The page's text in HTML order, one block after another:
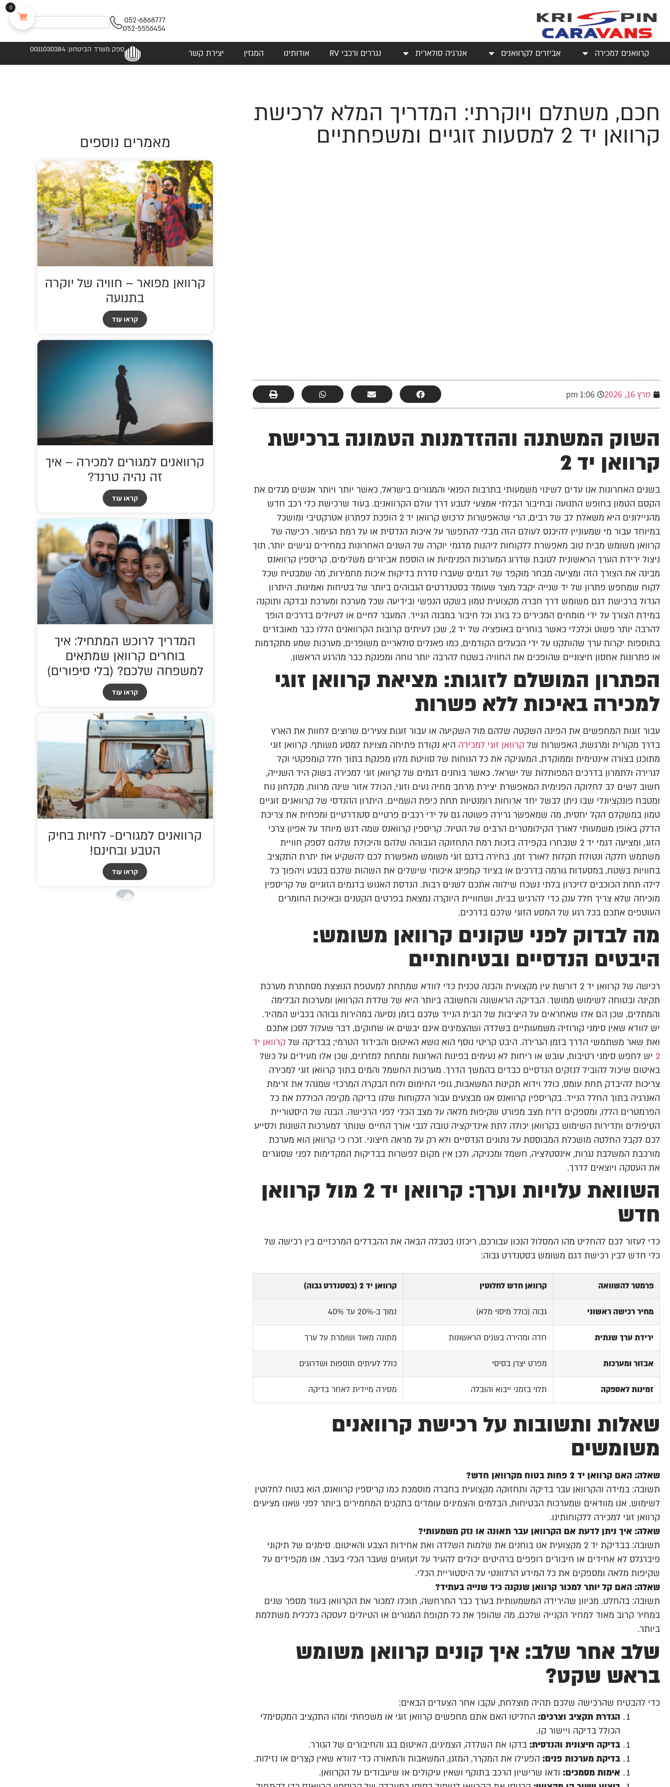
052-6868777
052-5556454
קרוואנים למכירה אביזרים לקרוואנים אנרגיה סולארית נגררים ורכבי RV אודותינו המגזין יצירת קשר ספק משרד הביטחון: 0011030384
חכם, משתלם ויוקרתי: המדריך המלא לרכישת
קרוואן יד 2 למסעות זוגיים ומשפחתיים
מרץ 16, 2026 1:06 pm
השוק המשתנה וההזדמנות הטמונה ברכישת
קרוואן יד 2
בשנים האחרונות אנו עדים לשינוי משמעותי בתרבות הפנאי והמגורים בישראל, כאשר יותר ויותר אנשים מגלים את
הקסם הטמון בחופש התנועה ובחיבור הבלתי אמצעי לטבע דרך עולם הקרוואנים. בעוד שרכישת כלי רכב חדש
מהניילונים היא משאלת לב של רבים, הרי שהאפשרות לרכוש קרוואן יד 2 הופכת לפתרון אטרקטיבי ומושכל
במיוחד עבור מי שמעוניין להיכנס לעולם הזה מבלי להתפשר על איכות הנדסית או על רמת הגימור. רכישה של
קרוואן משומש מבית טוב מאפשרת ללקוחות ליהנות מדגמי יוקרה של השנים האחרונות במחירים נגישים יותר, תוך
ניצול ירידת הערך הראשונית לטובת שדרוג המערכות הפנימיות או הוספת אביזרים משלימים. קריספין קרוואנס
מבינה את הצורך הזה ומציעה מבחר מוקפד של דגמים שעברו סדרת בדיקות איכות מחמירות, מה שמבטיח שכל
לקוח שמחפש פתרון של יד שנייה יקבל מוצר שעומד בסטנדרטים הגבוהים ביותר של בטיחות ואמינות. היתרון
הגדול ברכישת דגם משומש דרך חברה מקצועית טמון בשקט הנפשי ובידיעה שכל מערכת ומערכת נבדקה ותוקנה
במידת הצורך על ידי מומחים המכירים כל בורג וכל חיבור במבנה הנייד. המעבר לחיים או לטיולים בדרכים הופך
להרבה יותר פשוט וכלכלי כאשר בוחרים באופציה של יד 2, שכן לעיתים קרובות הקרוואנים הללו כבר מאובזרים
בתוספות יקרות ערך שהותקנו על ידי הבעלים הקודמים, כמו פאנלים סולאריים משופרים, מערכות שמע מתקדמות
או פתרונות אחסון חיצוניים שהופכים את החוויה בשטח להרבה יותר נוחה ומפנקת כבר מהרגע הראשון.
הפתרון המושלם לזוגות: מציאת קרוואן זוגי
למכירה באיכות ללא פשרות
עבור זוגות המחפשים את הפינה השקטה שלהם מול השקיעה או עבור זוגות צעירים שרוצים לחוות את הארץ
בדרך מקורית ומרגשת, האפשרות של קרוואן זוגי למכירה היא נקודת פתיחה מצוינת למסע משותף. קרוואן זוגי
מתוכנן בצורה אינטימית וממוקדת, המעניקה את כל הנוחות של סוויטת מלון מפנקת בתוך חלל קומפקטי וקל
לגרירה ולתמרון בדרכים המפותלות של ישראל. כאשר בוחנים דגמים של קרוואן זוגי למכירה בשוק היד השנייה,
חשוב לשים לב לחלוקה הפנימית המאפשרת יצירת מרחב מחיה נעים וזוגי, הכולל אזור שינה מרווח, מקלחון נוח
ומטבח פונקציונלי שבו ניתן לבשל יחד ארוחות רומנטיות תחת כיפת השמיים. היתרון ההנדסי של קרוואנים זוגיים
טמון במשקלם הקל יחסית, מה שמאפשר גרירה פשוטה גם על ידי רכבים פרטיים סטנדרטיים ומפחית את צריכת
הדלק באופן משמעותי לאורך הקילומטרים הרבים של הטיול. קריספין קרוואנס שמה דגש מיוחד על אפיון צרכי
הזוג, ומציעה דגמי יד 2 שנבחרו בקפידה בזכות רמת התחזוקה הגבוהה שלהם והיכולת שלהם לספק חוויית
משתמש חלקה ונטולת תקלות לאורך זמן. בחירה בדגם זוגי משומש מאפשרת לכם להשקיע את יתרת התקציב
בחוויות בשטח, במסעדות גורמה בדרכים או בציוד קמפינג איכותי שישלים את השהות שלכם בטבע ויהפוך כל
לילה תחת הכוכבים לזיכרון בלתי נשכח שילווה אתכם לשנים רבות. הנדסת האנוש בדגמים הזוגיים של קריספין
מוכיחה שלא צריך חלל ענק כדי להרגיש בבית, ושחוויית היוקרה נמצאת בפרטים הקטנים ובאיכות החומרים
העוטפים אתכם בכל רגע של המסע הזוגי שלכם בדרכים.
מה לבדוק לפני שקונים קרוואן משומש:
היבטים הנדסיים ובטיחותיים
רכישה של קרוואן יד 2 דורשת עין מקצועית והבנה טכנית כדי לוודא שמתחת למעטפת הנוצצת מסתתרת מערכת
תקינה ובטוחה לשימוש ממושך. הבדיקה הראשונה והחשובה ביותר היא של שלדת הקרוואן ומערכות הבלימה
והמתלים, שכן הם אלו שאחראים על היציבות של הבית הנייד שלכם בזמן נסיעה במהירות גבוהה בכביש המהיר.
יש לוודא שאין סימני קורוזיה משמעותיים בשלדה ושהצמיגים אינם יבשים או שחוקים, דבר שעלול לסכן אתכם
ואת שאר משתמשי הדרך בזמן הגרירה. היבט קריטי נוסף הוא נושא האיטום והבידוד הטרמי; בבדיקה של קרוואן יד
2 יש לחפש סימני רטיבות, עובש או ריחות לא נעימים בפינות הארונות ומתחת למזרנים, שכן אלו מעידים על כשל
באיטום שיכול להוביל לנזקים הנדסיים כבדים בהמשך הדרך. מערכות החשמל והמים בתוך קרוואן זוגי למכירה
צריכות להיבדק תחת עומס, כולל וידוא תקינות המשאבות, גופי החימום ולוח הבקרה המרכזי שמנהל את זרימת
האנרגיה בתוך החלל הנייד. בקריספין קרוואנס אנו מבצעים עבור הלקוחות שלנו בדיקה מקיפה הכוללת את כל
הפרמטרים הללו, ומספקים דו"ח מצב מפורט שקיפות מלאה על מצב הכלי לפני הרכישה. הבנה של היסטוריית
הטיפולים ותדירות השימוש בקרוואן יכולה לתת אינדיקציה טובה לגבי אורך החיים שנותר למערכות השונות ולסייע
לכם לקבל החלטה מושכלת המבוססת על נתונים הנדסיים ולא רק על מראה חיצוני. זכרו כי קרוואן הוא מערכת
מורכבת המשלבת נגרות, אינסטלציה, חשמל ומכניקה, ולכן אין מקום לפשרות בבדיקות המקדימות לפני שסוגרים
את העסקה ויוצאים לדרך.
השוואת עלויות וערך: קרוואן יד 2 מול קרוואן
חדש
כדי לעזור לכם להחליט מהו המסלול הנכון עבורכם, ריכזנו בטבלה הבאה את ההבדלים המרכזיים בין רכישה של
כלי חדש לבין רכישת דגם משומש בסטנדרט גבוה:
פרמטר להשוואה קרוואן חדש לחלוטין קרוואן יד 2 (בסטנדרט גבוה)
מחיר רכישה ראשוני גבוה (כולל מיסוי מלא) נמוך ב-20% עד 40%
ירידת ערך שנתית חדה ומהירה בשנים הראשונות מתונה מאוד ושומרת על ערך
אבזור ומערכות מפרט יצרן בסיסי כולל לעיתים תוספות ושדרוגים
זמינות לאספקה תלוי בזמני ייבוא והובלה מסירה מיידית לאחר בדיקה
שאלות ותשובות על רכישת קרוואנים
משומשים
שאלה: האם קרוואן יד 2 פחות בטוח מקרוואן חדש?
תשובה: במידה והקרוואן עבר בדיקה ותחזוקה מקצועית בחברה מוסמכת כמו קריספין קרוואנס, הוא בטוח לחלוטין
לשימוש. אנו מוודאים שמערכות הבטיחות, הבלמים והצמיגים עומדים בתקנים המחמירים ביותר לפני שאנו מציעים
קרוואן זוגי למכירה ללקוחותינו.
שאלה: איך ניתן לדעת אם הקרוואן עבר תאונה או נזק משמעותי?
תשובה: בבדיקת יד 2 מקצועית אנו בוחנים את שלמות השלדה ואת אחידות הצבע והאיטום. סימנים של תיקוני
פיברגלס לא אחידים או חיבורים רופפים ברהיטים יכולים להעיד על זעזועים שעבר הכלי בעבר. אנו מקפידים על
שקיפות מלאה ומספקים את כל המידע הרלוונטי על היסטוריית הכלי.
שאלה: האם קל יותר למכור קרוואן שנקנה כיד שנייה בעתיד?
תשובה: בהחלט. מכיוון שהירידה המשמעותית בערך כבר התרחשה, תוכלו למכור את הקרוואן בעוד מספר שנים
במחיר קרוב מאוד למחיר הקנייה שלכם, מה שהופך את כל תקופת המגורים או הטיולים לעסקה כלכלית משתלמת
ביותר.
שלב אחר שלב: איך קונים קרוואן משומש
בראש שקט?
כדי להבטיח שהרכישה שלכם תהיה מוצלחת, עקבו אחר הצעדים הבאים:
הגדרת תקציב וצרכים: החליטו האם אתם מחפשים קרוואן זוגי או משפחתי ומהו התקציב המקסימלי
הכולל בדיקה ויישור קו.
בדיקה חיצונית והנדסית: בדקו את השלדה, הצמיגים, האיטום בגג והחיבורים של הגורר.
בדיקת מערכות פנים: הפעילו את המקרר, המזגן, המשאבות והתאורה כדי לוודא שאין קצרים או נזילות.
אימות מסמכים: ודאו שרישיון הרכב בתוקף ושאין עיקולים או שיעבודים על הקרוואן.
מאמרים נוספים
קרוואן מפואר – חוויה של יוקרה
בתנועה
קראו עוד
קרוואנים למגורים למכירה – איך
זה נהיה טרנד?
קראו עוד
המדריך לרוכש המתחיל: איך
בוחרים קרוואן שמתאים
למשפחה שלכם? (בלי סיפורים)
קראו עוד
קרוואנים למגורים- לחיות בחיק
הטבע ובחינם!
קראו עוד
0